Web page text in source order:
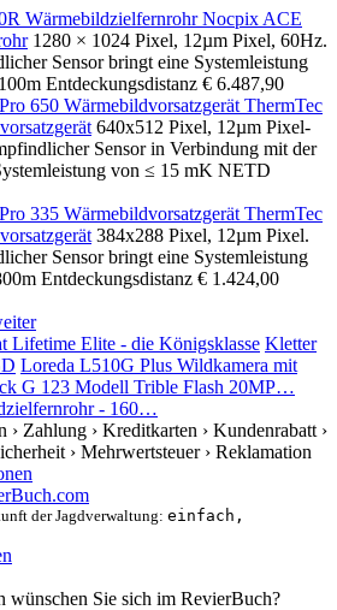
Nocpix ACE
1280 × 1024 Pixel, 12µm Pixel, 60Hz.
Sensor bringt eine Systemleistung
Entdeckungsdistanz € 6.487,90
ThermTec
640x512 Pixel, 12µm Pixel-
Sensor in Verbindung mit der
von ≤ 15 mK NETD
ThermTec
384x288 Pixel, 12µm Pixel.
Sensor bringt eine Systemleistung
Entdeckungsdistanz € 1.424,00
Lifetime Elite - die Königsklasse Kletter
Loreda L510G Plus Wildkamera mit
G 123 Modell Trible Flash 20MP…
- 160…
› Zahlung › Kreditkarten › Kundenrabatt ›
› Mehrwertsteuer › Reklamation
der Jagdverwaltung: einfach,
wünschen Sie sich im RevierBuch?